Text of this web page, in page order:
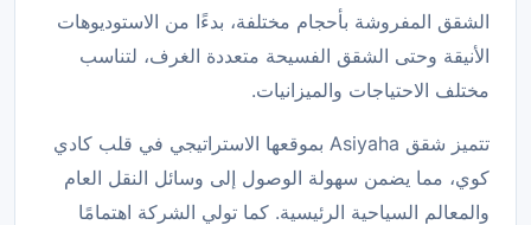
الشقق المفروشة بأحجام مختلفة، بدءًا من الاستوديوهات
الأنيقة وحتى الشقق الفسيحة متعددة الغرف، لتناسب
مختلف الاحتياجات والميزانيات.
تتميز شقق Asiyaha بموقعها الاستراتيجي في قلب كادي
كوي، مما يضمن سهولة الوصول إلى وسائل النقل العام
والمعالم السياحية الرئيسية. كما تولي الشركة اهتمامًا